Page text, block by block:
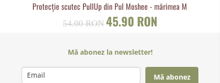
Protecție scutec PullUp din Pul Moshee - mărimea M
54.00 RON 45.90 RON
Mă abonez la newsletter!
Mă abonez